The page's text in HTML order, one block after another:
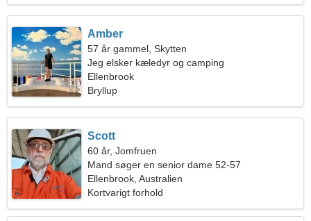
Amber
57 år gammel, Skytten
Jeg elsker kæledyr og camping
Ellenbrook
Bryllup
Scott
60 år, Jomfruen
Mand søger en senior dame 52-57
Ellenbrook, Australien
Kortvarigt forhold